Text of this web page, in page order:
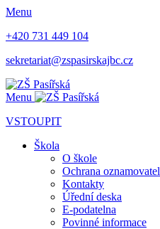
Menu
+420 731 449 104
sekretariat@zspasirskajbc.cz
Menu
VSTOUPIT
Škola
O škole
Ochrana
Kontakty
Úřední deska
E-podatelna
Povinné informace